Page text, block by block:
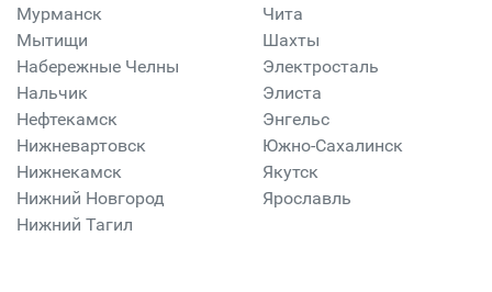
Мурманск
Мытищи
Набережные Челны
Нальчик
Нефтекамск
Нижневартовск
Нижнекамск
Нижний Новгород
Нижний Тагил
Чита
Шахты
Электросталь
Элиста
Энгельс
Южно-Сахалинск
Якутск
Ярославль